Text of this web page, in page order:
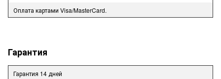
Оплата картами Visa/MasterCard.
Гарантия
Гарантия 14 дней